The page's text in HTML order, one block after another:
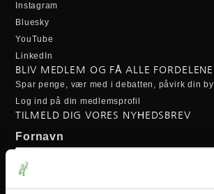
Instagram
Bluesky
YouTube
LinkedIn
BLIV MEDLEM OG FÅ ALLE FORDELENE
Spar penge, vær med i debatten, påvirk din by
Log ind på din medlemsprofil
TILMELD DIG VORES NYHEDSBREV
Fornavn
Efternavn